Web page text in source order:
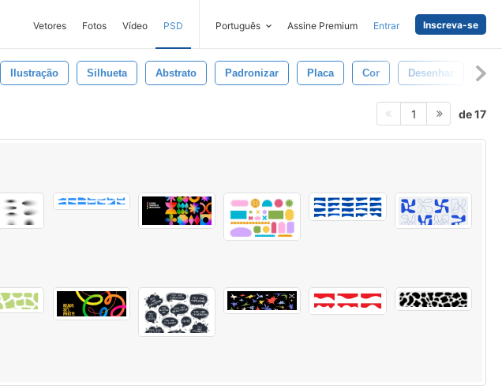
Vetores Fotos Vídeo PSD Português Assine Premium Entrar Inscreva-se
Ilustração Silhueta Abstrato Padronizar Placa Cor Desenhar
1 de 17